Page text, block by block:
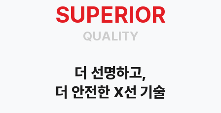
SUPERIOR
QUALITY
더 선명하고,
더 안전한 X선 기술